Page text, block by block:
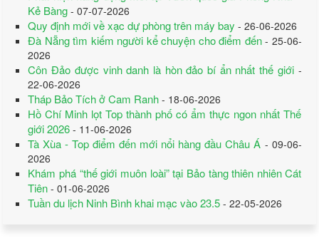
Kẻ Bàng - 07-07-2026
Quy định mới về xạc dự phòng trên máy bay - 26-06-2026
Đà Nẵng tìm kiếm người kể chuyện cho điểm đến- 25-06-
2026
Côn Đảo được vinh danh là hòn đảo bí ẩn nhất thế giới-
22-06-2026
Tháp Bảo Tích ở Cam Ranh - 18-06-2026
Hồ Chí Minh lọt Top thành phố có ẩm thực ngon nhất Thế
giới 2026 - 11-06-2026
Tà Xùa - Top điểm đến mới nổi hàng đầu Châu Á - 09-06-
2026
Khám phá “thế giới muôn loài” tại Bảo tàng thiên nhiên Cát
Tiên - 01-06-2026
Tuần du lịch Ninh Bình khai mạc vào 23.5 - 22-05-2026